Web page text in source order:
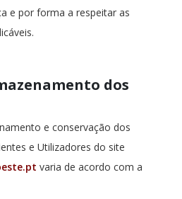
e por forma a respeitar as
dos
e conservação dos
e Utilizadores do site
varia de acordo com a